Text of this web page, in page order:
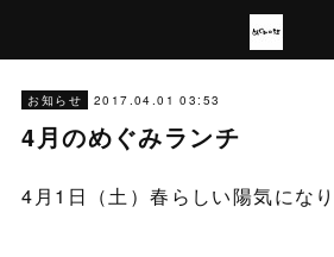
お知らせ 2017.04.01 03:53
4月のめぐみランチ
4月1日（土）春らしい陽気になり